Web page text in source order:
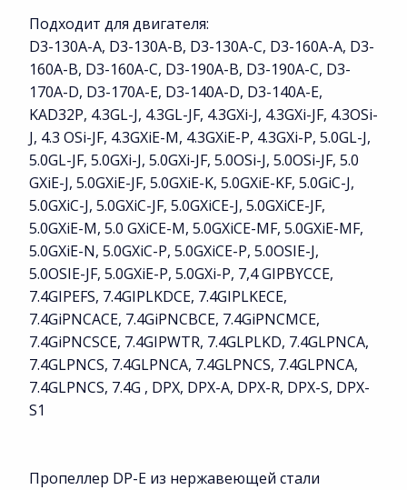
Подходит для двигателя:
D3-130A-A, D3-130A-B, D3-130A-C, D3-160A-A, D3-
160A-B, D3-160A-C, D3-190A-B, D3-190A-C, D3-
170A-D, D3-170A-E, D3-140A-D, D3-140A-E,
KAD32P, 4.3GL-J, 4.3GL-JF, 4.3GXi-J, 4.3GXi-JF, 4.3OSi-
J, 4.3 OSi-JF, 4.3GXiE-M, 4.3GXiE-P, 4.3GXi-P, 5.0GL-J,
5.0GL-JF, 5.0GXi-J, 5.0GXi-JF, 5.0OSi-J, 5.0OSi-JF, 5.0
GXiE-J, 5.0GXiE-JF, 5.0GXiE-K, 5.0GXiE-KF, 5.0GiC-J,
5.0GXiC-J, 5.0GXiC-JF, 5.0GXiCE-J, 5.0GXiCE-JF,
5.0GXiE-M, 5.0 GXiCE-M, 5.0GXiCE-MF, 5.0GXiE-MF,
5.0GXiE-N, 5.0GXiC-P, 5.0GXiCE-P, 5.0OSIE-J,
5.0OSIE-JF, 5.0GXiE-P, 5.0GXi-P, 7,4 GIPBYCCE,
7.4GIPEFS, 7.4GIPLKDCE, 7.4GIPLKECE,
7.4GiPNCACE, 7.4GiPNCBCE, 7.4GiPNCMCE,
7.4GiPNCSCE, 7.4GIPWTR, 7.4GLPLKD, 7.4GLPNCA,
7.4GLPNCS, 7.4GLPNCA, 7.4GLPNCS, 7.4GLPNCA,
7.4GLPNCS, 7.4G , DPX, DPX-A, DPX-R, DPX-S, DPX-
S1
Пропеллер DP-E из нержавеющей стали